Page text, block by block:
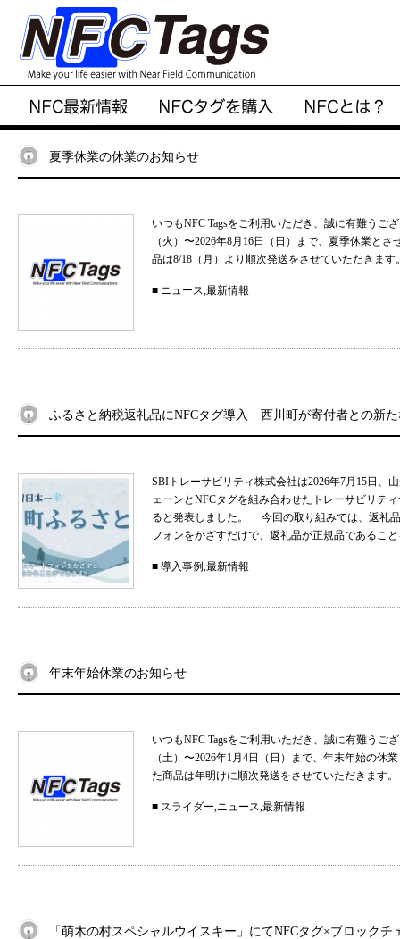
夏季休業の休業のお知らせ
いつもNFC Tagsをご利用いただき、誠に有難う
（火）〜2026年8月16日（日）まで、夏季休業と
品は8/18（月）より順次発送をさせていただきま
■ ニュース,最新情報
ふるさと納税返礼品にNFCタグ導入 西川町が寄付者との新
SBIトレーサビリティ株式会社は2026年7月15日、
ェーンとNFCタグを組み合わせたトレーサビリテ
ると発表しました。 今回の取り組みでは、返礼
フォンをかざすだけで、返礼品が正規品であるこ
■ 導入事例,最新情報
年末年始休業のお知らせ
いつもNFC Tagsをご利用いただき、誠に有難う
（土）〜2026年1月4日（日）まで、年末年始の
た商品は年明けに順次発送をさせていただきます
■ スライダー,ニュース,最新情報
「萌木の村スペシャルウイスキー」にてNFCタグ×ブロックチ